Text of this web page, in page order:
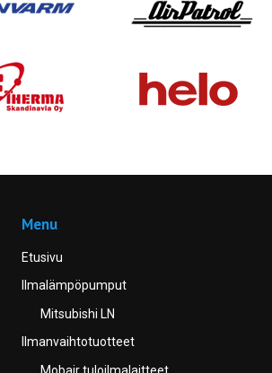
Menu
Etusivu
Ilmalämpöpumput
Mitsubishi LN
Ilmanvaihtotuotteet
Mobair tuloilmalaitteet